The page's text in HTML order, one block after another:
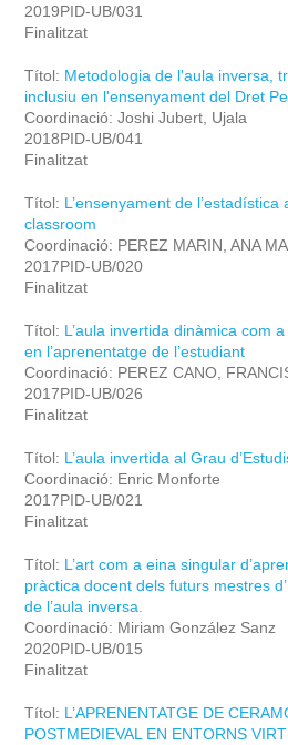
2019PID-UB/031
Finalitzat
Títol: Metodologia de l'aula inversa,
inclusiu en l'ensenyament del Dret
Coordinació: Joshi Jubert, Ujala
2018PID-UB/041
Finalitzat
Títol: L’ensenyament de
classroom
Coordinació: PEREZ MARIN, ANA
2017PID-UB/020
Finalitzat
Títol: L’aula invertida dinàmica com
en l’aprenentatge de l’estudiant
Coordinació: PEREZ CANO,
2017PID-UB/026
Finalitzat
Títol: L’aula invertida al Grau
Coordinació: Enric Monforte
2017PID-UB/021
Finalitzat
Títol: L’art com a eina singular
pràctica docent dels futurs mestres
de l’aula inversa.
Coordinació: Miriam González Sanz
2020PID-UB/015
Finalitzat
Títol: L’APRENENTATGE DE
POSTMEDIEVAL EN ENTORNS